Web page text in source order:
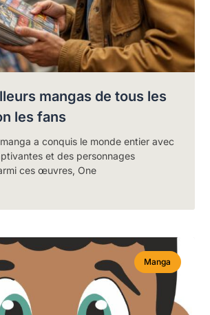
mangas de tous les
les fans
a conquis le monde entier avec
et des personnages
ces œuvres, One
Manga